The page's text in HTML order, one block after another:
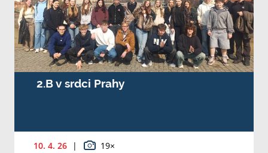
2.B v srdci Prahy
10. 4. 26 | 19×